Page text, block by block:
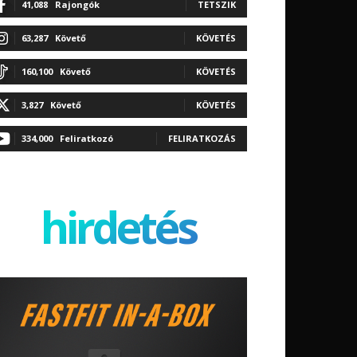
41,088 Rajongók TETSZIK
63,287 Követő KÖVETÉS
160,100 Követő KÖVETÉS
3,827 Követő KÖVETÉS
334,000 Feliratkozó FELIRATKOZÁS
hirdetés